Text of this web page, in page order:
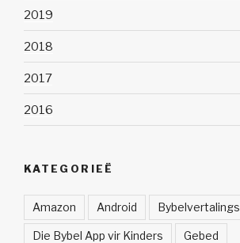
2019
2018
2017
2016
KATEGORIEË
Amazon Android Bybelvertalings
Die Bybel App vir Kinders Gebed